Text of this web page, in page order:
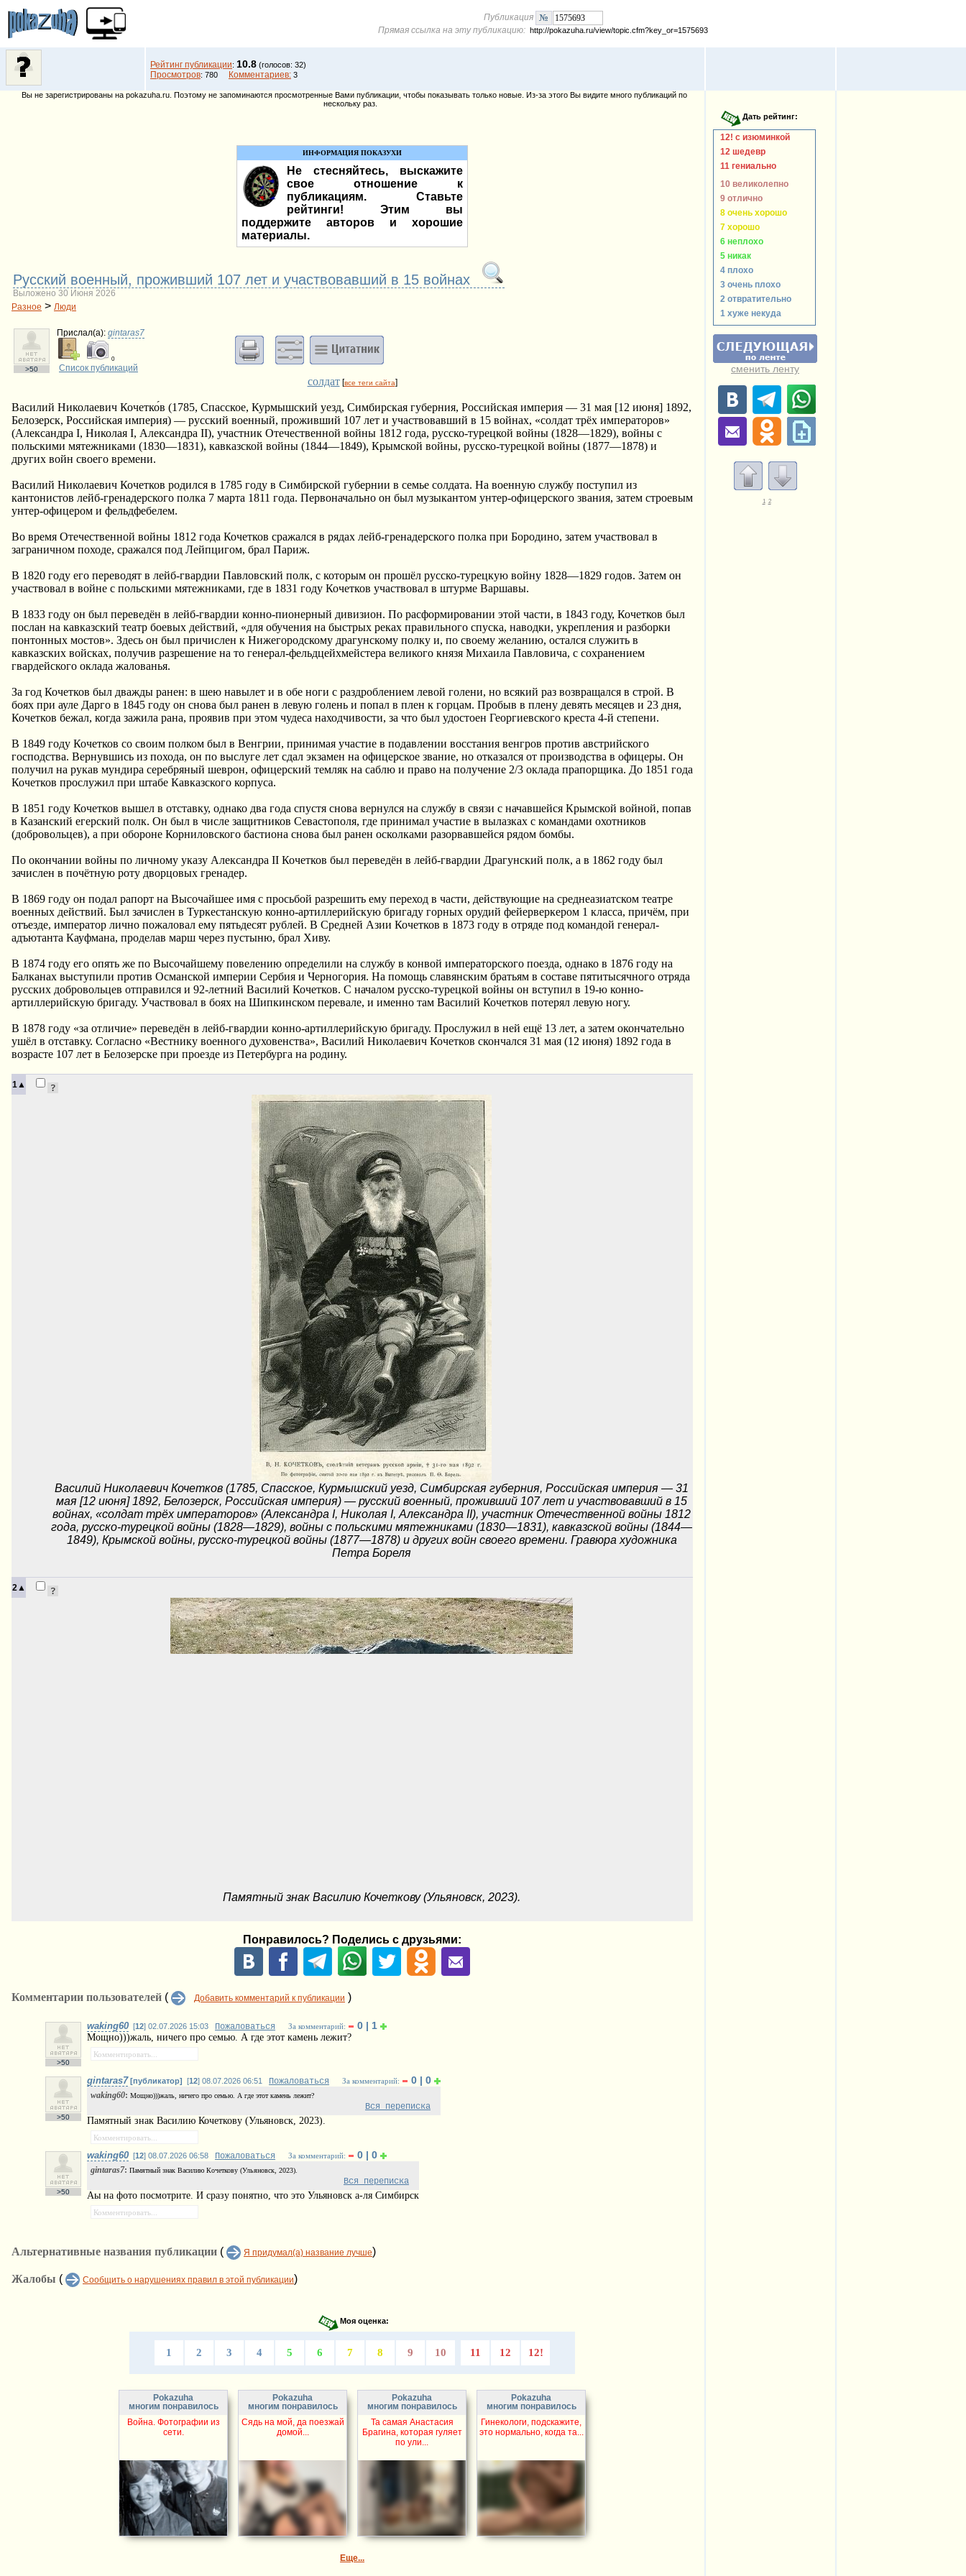
Публикация
Прямая ссылка на эту публикацию: http://pokazuha.ru/view/topic.cfm?key_or=1575693
Рейтинг публикации: 10.8 (голосов: 32)
Просмотров: 780 Комментариев: 3
Вы не зарегистрированы на pokazuha.ru. Поэтому не запоминаются просмотренные Вами публикации, чтобы показывать только новые. Из-за этого Вы видите много публикаций по
нескольку раз.
ИНФОРМАЦИЯ ПОКАЗУХИ
Не стесняйтесь, выскажите
свое отношение к
публикациям. Ставьте
рейтинги! Этим вы
поддержите авторов и хорошие
материалы.
Pусский военный, проживший 107 лет и участвовавший в 15 войнах
Выложено 30 Июня 2026
Разное > Люди
>50
Прислал(a): gintaras7
0
Список публикаций
солдат[все теги сайта]
Василий Николаевич Кочетко́в (1785, Спасское, Курмышский уезд, Симбирская губерния, Российская империя — 31 мая [12 июня] 1892,
Белозерск, Российская империя) — русский военный, проживший 107 лет и участвовавший в 15 войнах, «солдат трёх императоров»
(Александра I, Николая I, Александра II), участник Отечественной войны 1812 года, русско-турецкой войны (1828—1829), войны с
польскими мятежниками (1830—1831), кавказской войны (1844—1849), Крымской войны, русско-турецкой войны (1877—1878) и
других войн своего времени.
Василий Николаевич Кочетков родился в 1785 году в Симбирской губернии в семье солдата. На военную службу поступил из
кантонистов лейб-гренадерского полка 7 марта 1811 года. Первоначально он был музыкантом унтер-офицерского звания, затем строевым
унтер-офицером и фельдфебелем.
Во время Отечественной войны 1812 года Кочетков сражался в рядах лейб-гренадерского полка при Бородино, затем участвовал в
заграничном походе, сражался под Лейпцигом, брал Париж.
В 1820 году его переводят в лейб-гвардии Павловский полк, с которым он прошёл русско-турецкую войну 1828—1829 годов. Затем он
участвовал в войне с польскими мятежниками, где в 1831 году Кочетков участвовал в штурме Варшавы.
В 1833 году он был переведён в лейб-гвардии конно-пионерный дивизион. По расформировании этой части, в 1843 году, Кочетков был
послан на кавказский театр боевых действий, «для обучения на быстрых реках правильного спуска, наводки, укрепления и разборки
понтонных мостов». Здесь он был причислен к Нижегородскому драгунскому полку и, по своему желанию, остался служить в
кавказских войсках, получив разрешение на то генерал-фельдцейхмейстера великого князя Михаила Павловича, с сохранением
гвардейского оклада жалованья.
За год Кочетков был дважды ранен: в шею навылет и в обе ноги с раздроблением левой голени, но всякий раз возвращался в строй. В
боях при ауле Дарго в 1845 году он снова был ранен в левую голень и попал в плен к горцам. Пробыв в плену девять месяцев и 23 дня,
Кочетков бежал, когда зажила рана, проявив при этом чудеса находчивости, за что был удостоен Георгиевского креста 4-й степени.
В 1849 году Кочетков со своим полком был в Венгрии, принимая участие в подавлении восстания венгров против австрийского
господства. Вернувшись из похода, он по выслуге лет сдал экзамен на офицерское звание, но отказался от производства в офицеры. Он
получил на рукав мундира серебряный шеврон, офицерский темляк на саблю и право на получение 2/3 оклада прапорщика. До 1851 года
Кочетков прослужил при штабе Кавказского корпуса.
В 1851 году Кочетков вышел в отставку, однако два года спустя снова вернулся на службу в связи с начавшейся Крымской войной, попав
в Казанский егерский полк. Он был в числе защитников Севастополя, где принимал участие в вылазках с командами охотников
(добровольцев), а при обороне Корниловского бастиона снова был ранен осколками разорвавшейся рядом бомбы.
По окончании войны по личному указу Александра II Кочетков был переведён в лейб-гвардии Драгунский полк, а в 1862 году был
зачислен в почётную роту дворцовых гренадер.
В 1869 году он подал рапорт на Высочайшее имя с просьбой разрешить ему переход в части, действующие на среднеазиатском театре
военных действий. Был зачислен в Туркестанскую конно-артиллерийскую бригаду горных орудий фейерверкером 1 класса, причём, при
отъезде, император лично пожаловал ему пятьдесят рублей. В Средней Азии Кочетков в 1873 году в отряде под командой генерал-
адъютанта Кауфмана, проделав марш через пустыню, брал Хиву.
В 1874 году его опять же по Высочайшему повелению определили на службу в конвой императорского поезда, однако в 1876 году на
Балканах выступили против Османской империи Сербия и Черногория. На помощь славянским братьям в составе пятитысячного отряда
русских добровольцев отправился и 92-летний Василий Кочетков. С началом русско-турецкой войны он вступил в 19-ю конно-
артиллерийскую бригаду. Участвовал в боях на Шипкинском перевале, и именно там Василий Кочетков потерял левую ногу.
В 1878 году «за отличие» переведён в лейб-гвардии конно-артиллерийскую бригаду. Прослужил в ней ещё 13 лет, а затем окончательно
ушёл в отставку. Согласно «Вестнику военного духовенства», Василий Николаевич Кочетков скончался 31 мая (12 июня) 1892 года в
возрасте 107 лет в Белозерске при проезде из Петербурга на родину.
1▲
Василий Николаевич Кочетков (1785, Спасское, Курмышский уезд, Симбирская губерния, Российская империя — 31
мая [12 июня] 1892, Белозерск, Российская империя) — русский военный, проживший 107 лет и участвовавший в 15
войнах, «солдат трёх императоров» (Александра I, Николая I, Александра II), участник Отечественной войны 1812
года, русско-турецкой войны (1828—1829), войны с польскими мятежниками (1830—1831), кавказской войны (1844—
1849), Крымской войны, русско-турецкой войны (1877—1878) и других войн своего времени. Гравюра художника
Петра Бореля
2▲
Памятный знак Василию Кочеткову (Ульяновск, 2023).
Понравилось? Поделись с друзьями:
Комментарии пользователей ( Добавить комментарий к публикации )
>50
waking60 [12] 02.07.2026 15:03 Пожаловаться За комментарий: 0 | 1
Мощно)))жаль, ничего про семью. А где этот камень лежит?
>50
gintaras7 [публикатор] [12] 08.07.2026 06:51 Пожаловаться За комментарий: 0 | 0
waking60: Мощно)))жаль, ничего про семью. А где этот камень лежит?
Вся переписка
Памятный знак Василию Кочеткову (Ульяновск, 2023).
>50
waking60 [12] 08.07.2026 06:58 Пожаловаться За комментарий: 0 | 0
gintaras7: Памятный знак Василию Кочеткову (Ульяновск, 2023).
Вся переписка
Аы на фото посмотрите. И сразу понятно, что это Ульяновск а-ля Симбирск
Альтернативные названия публикации ( Я придумал(а) название лучше)
Жалобы ( Сообщить о нарушениях правил в этой публикации)
Моя оценка:
1 2 3 4 5 6 7 8 9 10 11 12 12!
Pokazuha
многим понравилось
Война. Фотографии из
сети.
Pokazuha
многим понравилось
Сядь на мой, да поезжай
домой...
Pokazuha
многим понравилось
Та самая Анастасия
Брагина, которая гуляет
по ули...
Pokazuha
многим понравилось
Гинекологи, подскажите,
это нормально, когда та...
Еще...
12! с изюминкой
12 шедевр
11 гениально
10 великолепно
9 отлично
8 очень хорошо
7 хорошо
6 неплохо
5 никак
4 плохо
3 очень плохо
2 отвратительно
1 хуже некуда
сменить ленту
1 2